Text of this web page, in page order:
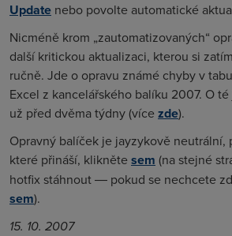
Update nebo povolte automatické
Nicméně krom „zautomatizovaných“
další kritickou aktualizaci, kterou si
ručně. Jde o opravu známé chyby v
Excel z kancelářského balíku 2007. O
už před dvěma týdny (více zde).
Opravný balíček je jayzykově neutrální,
které přináší, klikněte sem (na stejné
hotfix stáhnout ― pokud se nechcete
sem).
15. 10. 2007